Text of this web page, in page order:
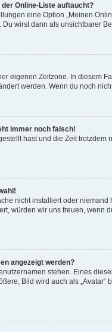
Online-Liste auftaucht?
eine Option „Meinen
wirst dann als unsichtbarer
eigenen Zeitzone. In diesem
werden. Wenn du noch
immer noch falsch!
hast und die Zeit
nicht installiert oder
würden wir uns freuen, wenn
angezeigt werden?
stehen. Eines
Bild wird auch als